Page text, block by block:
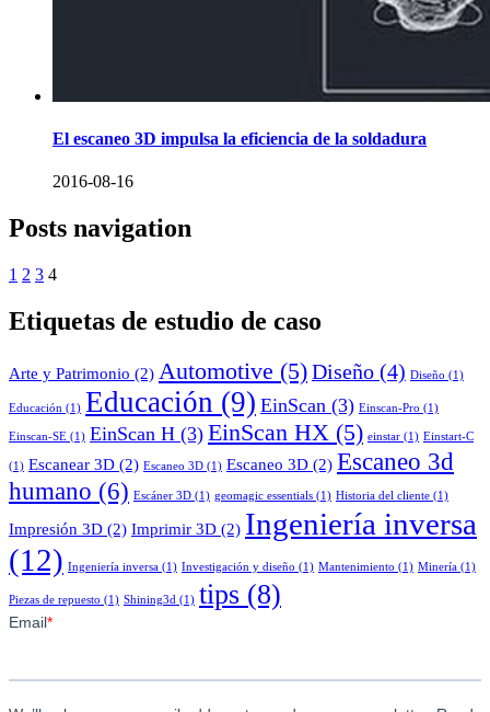
El escaneo 3D impulsa la eficiencia de la soldadura
2016-08-16
Posts navigation
1 2 3 4
Etiquetas de estudio de caso
Arte y Patrimonio (2) Automotive (5)Diseño (4) Diseño (1)
Educación (1) Educación (9) EinScan (3) Einscan-Pro (1)
Einscan-SE (1) EinScan H (3) EinScan HX (5) einstar (1) Einstart-C
(1) Escanear 3D (2) Escaneo 3D (1) Escaneo 3D (2) Escaneo 3d
humano (6) Escáner 3D (1) geomagic essentials (1) Historia del cliente (1)
Impresión 3D (2) Imprimir 3D (2) Ingeniería inversa
(12) Ingeniería inversa (1) Investigación y diseño (1) Mantenimiento (1) Minería (1)
Piezas de repuesto (1) Shining3d (1) tips (8)